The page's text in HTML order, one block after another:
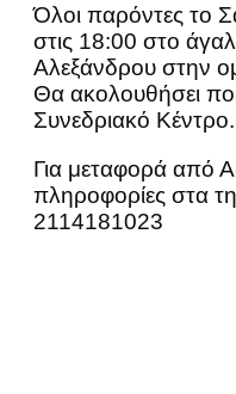
Όλοι παρόντες το
στις 18:00 στο
Αλεξάνδρου στην
Θα ακολουθήσει
Συνεδριακό Κέντρο.
Για μεταφορά από
πληροφορίες στα
2114181023